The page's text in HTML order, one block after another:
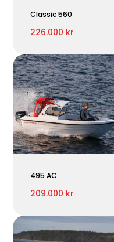
Classic 560
226.000 kr
495 AC
209.000 kr